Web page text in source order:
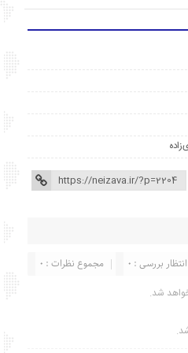
مجموع نظرات : 0 بررسی : 0
شد.